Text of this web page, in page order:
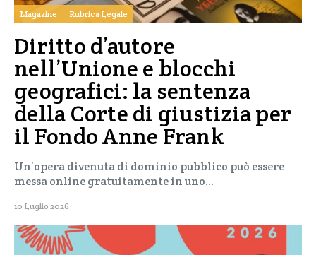
Magazine Rubrica Legale
Diritto d’autore
nell’Unione e blocchi
geografici: la sentenza
della Corte di giustizia per
il Fondo Anne Frank
Un’opera divenuta di dominio pubblico può essere
messa online gratuitamente in uno…
10 Luglio 2026